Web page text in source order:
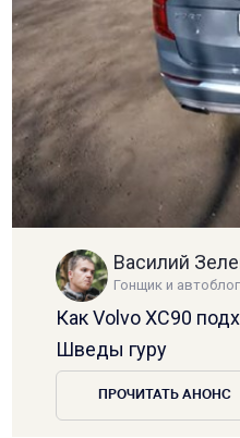
Василий
Гонщик и
Как Volvo XC90
Шведы гуру
ПРОЧИТАТЬ АНОНС